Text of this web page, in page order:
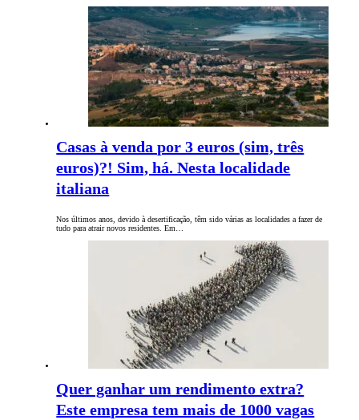
Casas à venda por 3 euros (sim, três
euros)?! Sim, há. Nesta localidade
italiana
Nos últimos anos, devido à desertificação, têm sido várias as localidades a fazer de
tudo para atrair novos residentes. Em…
Quer ganhar um rendimento extra?
Este empresa tem mais de 1000 vagas